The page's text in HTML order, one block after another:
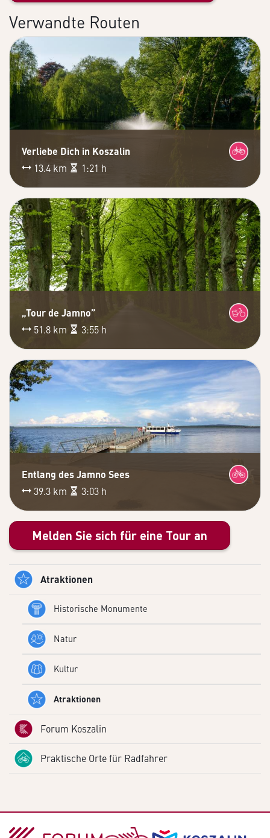
Verwandte Routen
Verliebe Dich in Koszalin
13.4 km
1:21 h
„Tour de Jamno”
51.8 km
3:55 h
Entlang des Jamno Sees
39.3 km
3:03 h
Melden Sie sich für eine Tour an
Atraktionen
Historische Monumente
Natur
Kultur
Atraktionen
Forum Koszalin
Praktische Orte für Radfahrer